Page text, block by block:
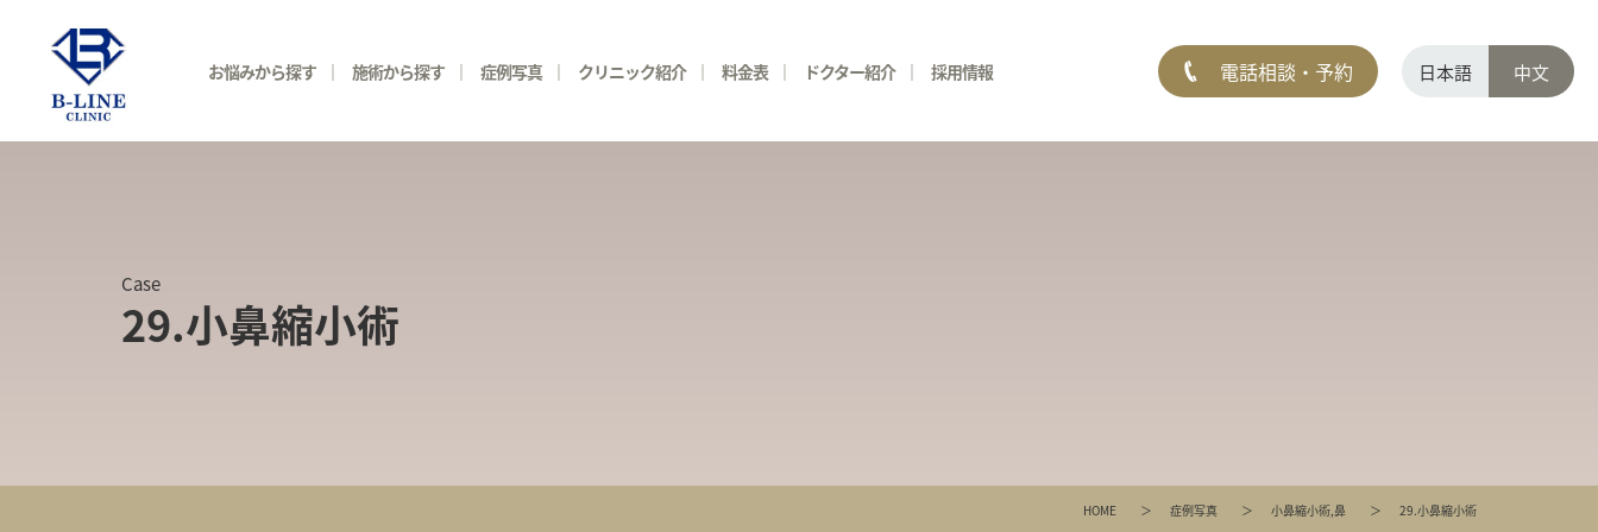
お悩みから探す 施術から探す 症例写真 クリニック紹介 料金表 ドクター紹介 採用情報 電話相談・予約 日本語 中文
Case
29.小鼻縮小術
HOME 症例写真 小鼻縮小術 鼻 29.小鼻縮小術